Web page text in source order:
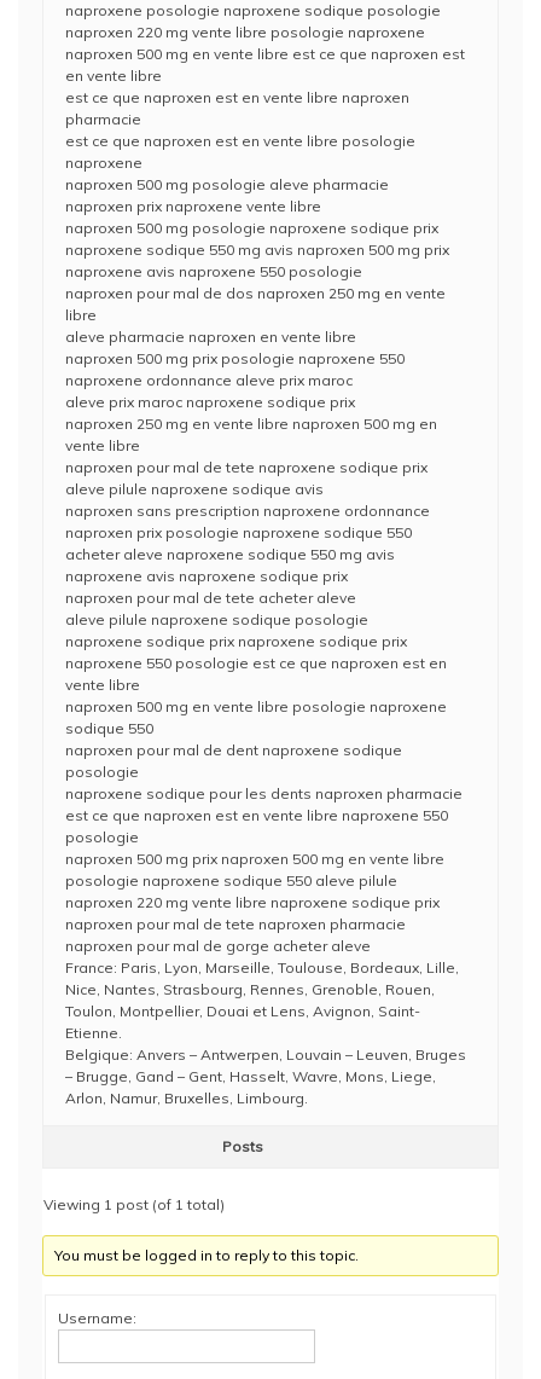
naproxene posologie naproxene sodique posologie
naproxen 220 mg vente libre posologie naproxene
naproxen 500 mg en vente libre est ce que naproxen est
en vente libre
est ce que naproxen est en vente libre naproxen
pharmacie
est ce que naproxen est en vente libre posologie
naproxene
naproxen 500 mg posologie aleve pharmacie
naproxen prix naproxene vente libre
naproxen 500 mg posologie naproxene sodique prix
naproxene sodique 550 mg avis naproxen 500 mg prix
naproxene avis naproxene 550 posologie
naproxen pour mal de dos naproxen 250 mg en vente
libre
aleve pharmacie naproxen en vente libre
naproxen 500 mg prix posologie naproxene 550
naproxene ordonnance aleve prix maroc
aleve prix maroc naproxene sodique prix
naproxen 250 mg en vente libre naproxen 500 mg en
vente libre
naproxen pour mal de tete naproxene sodique prix
aleve pilule naproxene sodique avis
naproxen sans prescription naproxene ordonnance
naproxen prix posologie naproxene sodique 550
acheter aleve naproxene sodique 550 mg avis
naproxene avis naproxene sodique prix
naproxen pour mal de tete acheter aleve
aleve pilule naproxene sodique posologie
naproxene sodique prix naproxene sodique prix
naproxene 550 posologie est ce que naproxen est en
vente libre
naproxen 500 mg en vente libre posologie naproxene
sodique 550
naproxen pour mal de dent naproxene sodique
posologie
naproxene sodique pour les dents naproxen pharmacie
est ce que naproxen est en vente libre naproxene 550
posologie
naproxen 500 mg prix naproxen 500 mg en vente libre
posologie naproxene sodique 550 aleve pilule
naproxen 220 mg vente libre naproxene sodique prix
naproxen pour mal de tete naproxen pharmacie
naproxen pour mal de gorge acheter aleve
France: Paris, Lyon, Marseille, Toulouse, Bordeaux, Lille,
Nice, Nantes, Strasbourg, Rennes, Grenoble, Rouen,
Toulon, Montpellier, Douai et Lens, Avignon, Saint-
Etienne.
Belgique: Anvers – Antwerpen, Louvain – Leuven, Bruges
– Brugge, Gand – Gent, Hasselt, Wavre, Mons, Liege,
Arlon, Namur, Bruxelles, Limbourg.
Posts
Viewing 1 post (of 1 total)
You must be logged in to reply to this topic.
Username: